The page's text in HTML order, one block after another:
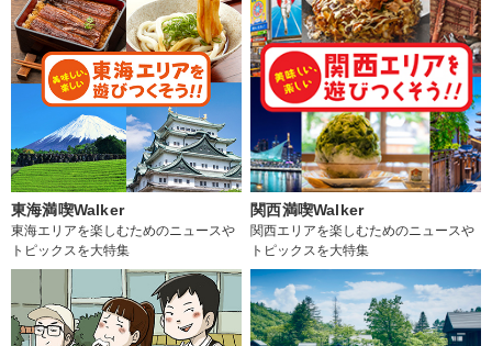
東海満喫Walker
東海エリアを楽しむためのニュースや
トピックスを大特集
関西満喫Walker
関西エリアを楽しむためのニュースや
トピックスを大特集